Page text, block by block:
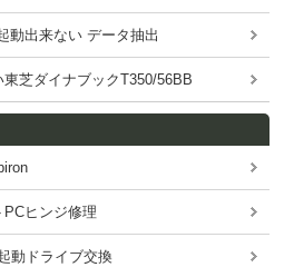
出来ない データ抽出
芝ダイナブックT350/56BB
ヒンジ修理
動ドライブ交換